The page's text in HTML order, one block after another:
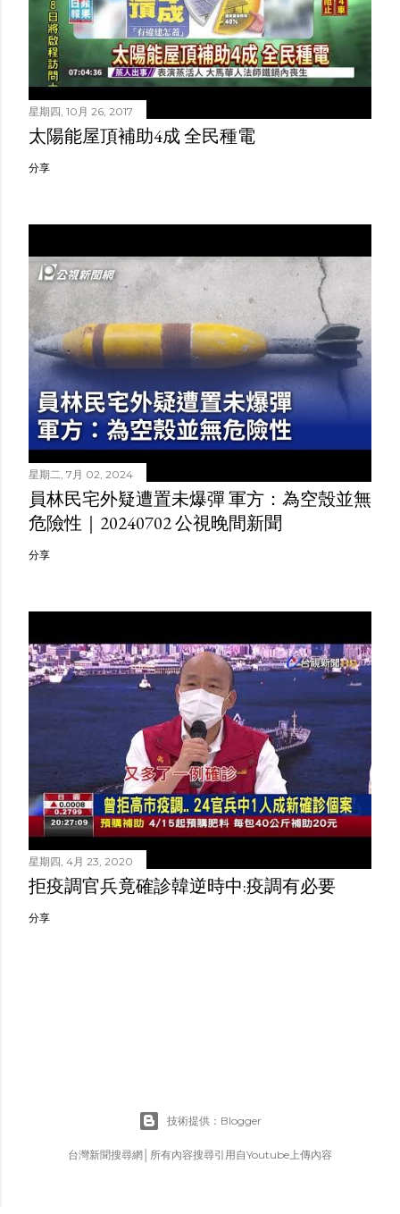
星期四, 10月 26, 2017
太陽能屋頂補助4成 全民種電
分享
星期二, 7月 02, 2024
員林民宅外疑遭置未爆彈 軍方：為空殼並無
危險性｜20240702 公視晚間新聞
分享
星期四, 4月 23, 2020
拒疫調官兵竟確診韓逆時中:疫調有必要
分享
技術提供：Blogger
台灣新聞搜尋網│所有內容搜尋引用自Youtube上傳內容